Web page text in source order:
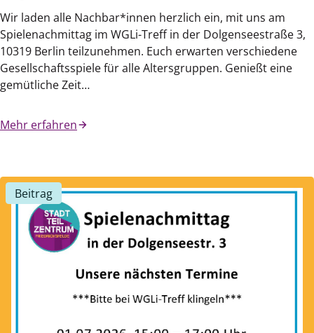
Wir laden alle Nachbar*innen herzlich ein, mit uns am
Spielenachmittag im WGLi-Treff in der Dolgenseestraße 3,
10319 Berlin teilzunehmen. Euch erwarten verschiedene
Gesellschaftsspiele für alle Altersgruppen. Genießt eine
gemütliche Zeit…
Mehr erfahren
Beitrag